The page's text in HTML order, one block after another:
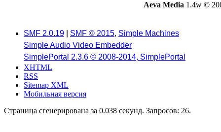
Aeva Media 1.4w ©
SMF 2.0.19 SMF © 2015, Simple Machines
Simple Audio Video Embedder
SimplePortal 2.3.6 © 2008-2014, SimplePortal
XHTML
RSS
Sitemap XML
Мобильная версия
Страница сгенерирована за 0.038 секунд. Запросов: 26.